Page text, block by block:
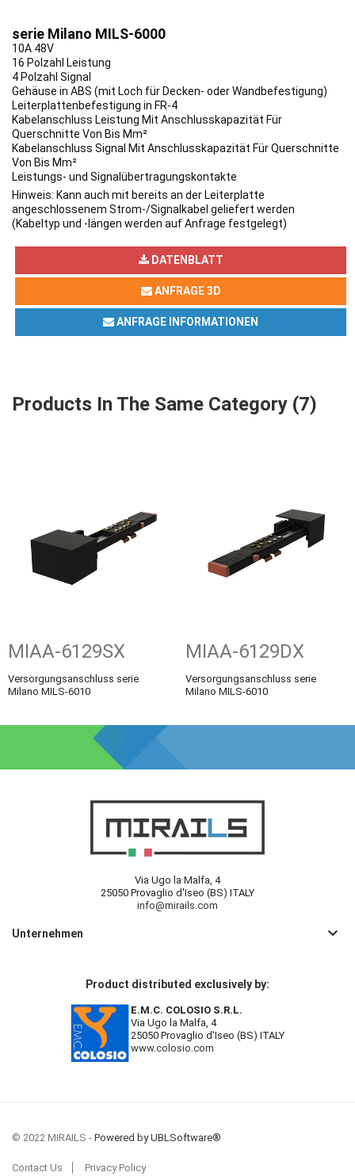
serie Milano MILS-6000
10A 48V
16 Polzahl Leistung
4 Polzahl Signal
Gehäuse in ABS (mit Loch für Decken- oder Wandbefestigung)
Leiterplattenbefestigung in FR-4
Kabelanschluss Leistung Mit Anschlusskapazität Für
Querschnitte Von Bis Mm²
Kabelanschluss Signal Mit Anschlusskapazität Für Querschnitte
Von Bis Mm²
Leistungs- und Signalübertragungskontakte
Hinweis: Kann auch mit bereits an der Leiterplatte
angeschlossenem Strom-/Signalkabel geliefert werden
(Kabeltyp und -längen werden auf Anfrage festgelegt)
DATENBLATT
ANFRAGE 3D
ANFRAGE INFORMATIONEN
Products In The Same Category (7)
MIAA-6129SX
Versorgungsanschluss serie
Milano MILS-6010
MIAA-6129DX
Versorgungsanschluss serie
Milano MILS-6010
Via Ugo la Malfa, 4
25050 Provaglio d'Iseo (BS) ITALY
info@mirails.com
Unternehmen keyboard_arrow_down
Product distributed exclusively by:
E.M.C. COLOSIO S.R.L.
Via Ugo la Malfa, 4
25050 Provaglio d'Iseo (BS) ITALY
www.colosio.com
© 2022 MIRAILS - Powered by UBLSoftware®
Contact Us Privacy Policy